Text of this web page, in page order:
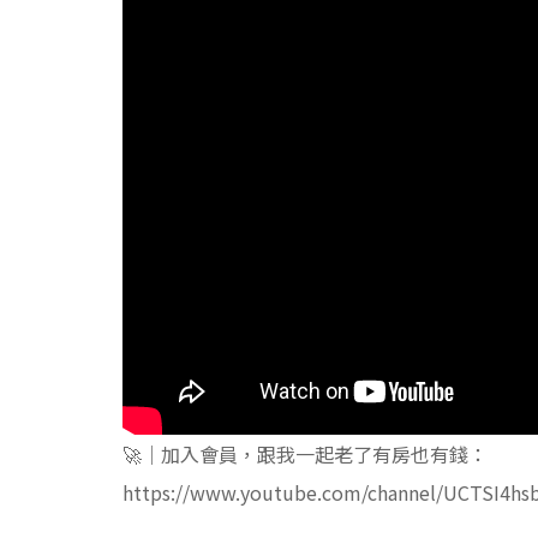
🚀｜加入會員，跟我一起老了有房也有錢：
https://www.youtube.com/channel/